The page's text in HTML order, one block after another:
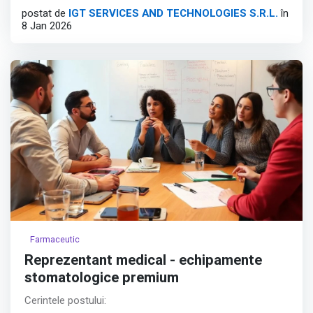
Travel and High-Growth Tech sectors.
Position Overview:
Afișează tot
postat de IGT SERVICES AND TECHNOLOGIES S.R.L. în
8 Jan 2026
Farmaceutic
Reprezentant medical - echipamente
stomatologice premium
Cerintele postului: